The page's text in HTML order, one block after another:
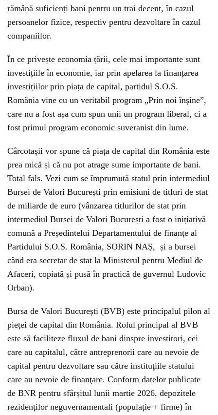
rămână suficienți bani pentru un trai decent, în cazul
persoanelor fizice, respectiv pentru dezvoltare în cazul
companiilor.
Ȋn ce privește economia țării, cele mai importante sunt
investițiile în economie, iar prin apelarea la finanțarea
investițiilor prin piața de capital, partidul S.O.S.
România vine cu un veritabil program „Prin noi înșine”,
care nu a fost așa cum spun unii un program liberal, ci a
fost primul program economic suveranist din lume.
Cârcotașii vor spune că piața de capital din România este
prea mică și că nu pot atrage sume importante de bani.
Total fals. Vezi cum se împrumută statul prin intermediul
Bursei de Valori București prin emisiuni de titluri de stat
de miliarde de euro (vânzarea titlurilor de stat prin
intermediul Bursei de Valori București a fost o inițiativă
comună a Președintelui Departamentului de finanțe al
Partidului S.O.S. România, SORIN NAȘ, și a bursei
când era secretar de stat la Ministerul pentru Mediul de
Afaceri, copiată și pusă în practică de guvernul Ludovic
Orban).
Bursa de Valori București (BVB) este principalul pilon al
pieței de capital din România. Rolul principal al BVB
este să faciliteze fluxul de bani dinspre investitori, cei
care au capitalul, către antreprenorii care au nevoie de
capital pentru dezvoltare sau către instituţiile statului
care au nevoie de finanţare. Conform datelor publicate
de BNR pentru sfârșitul lunii martie 2026, depozitele
rezidenților neguvernamentali (populație + firme) în